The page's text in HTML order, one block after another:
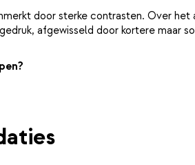
door sterke contrasten. Over het
afgewisseld door kortere maar